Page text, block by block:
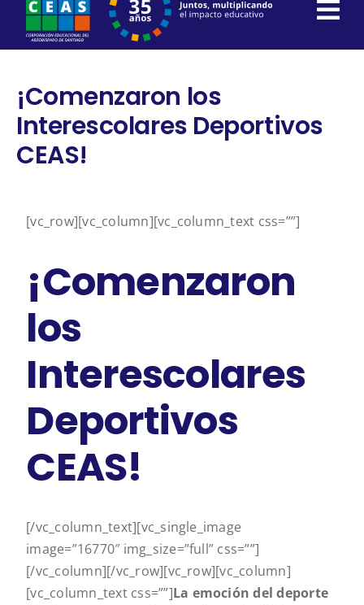
¡Comenzaron los
Interescolares Deportivos
CEAS!
[vc_row][vc_column][vc_column_text css=””]
¡Comenzaron
los
Interescolares
Deportivos
CEAS!
[/vc_column_text][vc_single_image
image=”16770″ img_size=”full” css=””]
[/vc_column][/vc_row][vc_row][vc_column]
[vc_column_text css=””]La emoción del deporte